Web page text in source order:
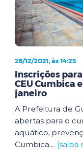
28/12/2021, às 14:25
Inscrições
CEU Cumbica
janeiro
A Prefeitura de
abertas para o
aquático,
Cumbica.... [saiba